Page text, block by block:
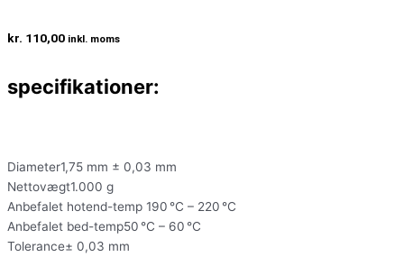
kr. 110,00 inkl. moms
specifikationer:
Diameter1,75 mm ± 0,03 mm
Nettovægt1.000 g
Anbefalet hotend-temp 190 °C – 220 °C
Anbefalet bed-temp50 °C – 60 °C
Tolerance± 0,03 mm